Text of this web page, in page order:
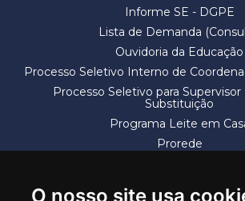
O nosso site usa
Informe SE - DGPE
Lista de Demanda
Ouvidoria da Educação
Processo Seletivo Interno de
Processo Seletivo para
Substituição
Programa Leite em
Prorede